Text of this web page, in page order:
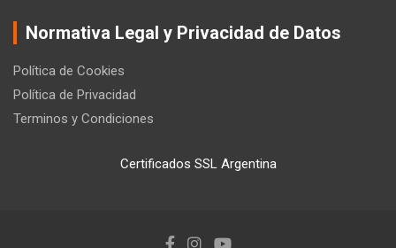
Normativa Legal y Privacidad de Datos
Política de Cookies
Política de Privacidad
Terminos y Condiciones
Certificados SSL Argentina